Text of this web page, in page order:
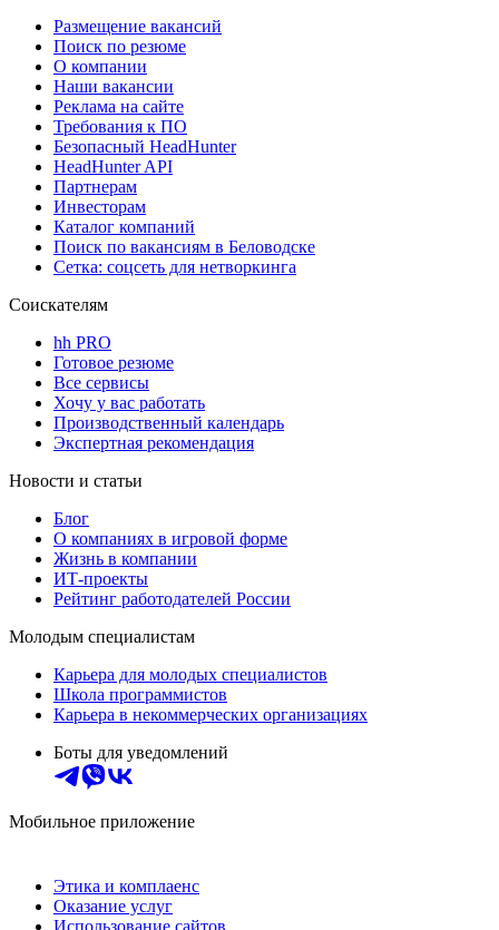
Размещение вакансий
Поиск по резюме
О компании
Наши вакансии
Реклама на сайте
Требования к ПО
Безопасный HeadHunter
HeadHunter API
Партнерам
Инвесторам
Каталог компаний
Поиск по вакансиям в Беловодске
Сетка: соцсеть для нетворкинга
Соискателям
hh PRO
Готовое резюме
Все сервисы
Хочу у вас работать
Производственный календарь
Экспертная рекомендация
Новости и статьи
Блог
О компаниях в игровой форме
Жизнь в компании
ИТ-проекты
Рейтинг работодателей России
Молодым специалистам
Карьера для молодых специалистов
Школа программистов
Карьера в некоммерческих организациях
Боты для уведомлений
Мобильное приложение
Этика и комплаенс
Оказание услуг